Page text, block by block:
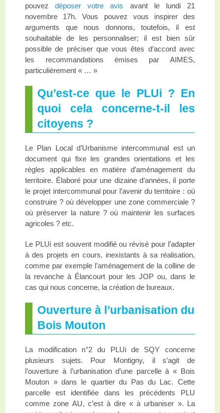
pouvezdéposer votre avis avant le lundi 21
novembre 17h. Vous pouvez vous inspirer des
arguments que nous donnons, toutefois, il est
souhaitable de les personnaliser; il est bien sûr
possible de préciser que vous êtes d’accord avec
les recommandations émises par AIMES,
particulièrement « … »
Qu’est-ce que le PLUi ? En
quoi cela concerne-t-il les
citoyens ?
Le Plan Local d’Urbanisme intercommunal est un
document qui fixe les grandes orientations et les
règles applicables en matière d’aménagement du
territoire. Élaboré pour une dizaine d’années, il porte
le projet intercommunal pour l’avenir du territoire : où
construire ? où développer une zone commerciale ?
où préserver la nature ? où maintenir les surfaces
agricoles ? etc.
Le PLUi est souvent modifié ou révisé pour l’adapter
à des projets en cours, inexistants à sa réalisation,
comme par exemple l’aménagement de la colline de
la revanche à Élancourt pour les JOP ou, dans le
cas qui nous concerne, la création de bureaux.
Ouverture à l’urbanisation du
Bois Mouton
La modification n°2 du PLUi de SQY concerne
plusieurs sujets. Pour Montigny, il s’agit de
l’ouverture à l’urbanisation d’une parcelle à « Bois
Mouton » dans le quartier du Pas du Lac. Cette
parcelle est identifiée dans les précédents PLU
comme zone AU, c’est à dire « à urbaniser ». La